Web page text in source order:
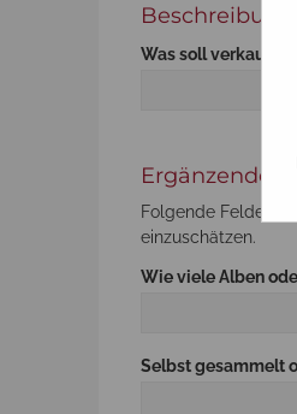
Beschreibung
Was soll verkauft
Ergänzende
Folgende Felder
einzuschätzen.
Wie viele Alben
Selbst gesammelt